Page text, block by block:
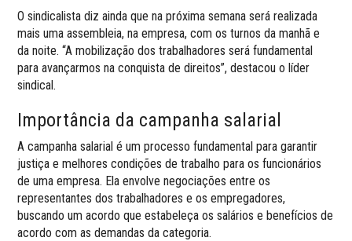
O sindicalista diz ainda que na próxima semana será realizada
mais uma assembleia, na empresa, com os turnos da manhã e
da noite. “A mobilização dos trabalhadores será fundamental
para avançarmos na conquista de direitos”, destacou o líder
sindical.
Importância da campanha salarial
A campanha salarial é um processo fundamental para garantir
justiça e melhores condições de trabalho para os funcionários
de uma empresa. Ela envolve negociações entre os
representantes dos trabalhadores e os empregadores,
buscando um acordo que estabeleça os salários e benefícios de
acordo com as demandas da categoria.